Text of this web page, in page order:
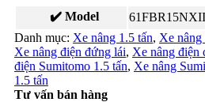
✔️ Model
61FBR15NXII
Danh mục: Xe nâng 1.5 tấn, Xe nâng
Xe nâng điện đứng lái, Xe nâng điện
điện Sumitomo 1.5 tấn, Xe nâng
1.5 tấn
Tư vấn bán hàng